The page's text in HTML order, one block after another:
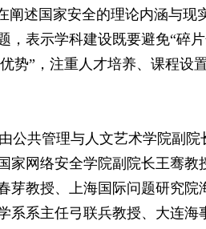
阐述国家安全的理论内涵与现
表示学科建设既要避免“碎片
势”，注重人才培养、课程设
共管理与人文艺术学院副院
家网络安全学院副院长王骞
芽教授、上海国际问题研究院
系系主任弓联兵教授、大连海